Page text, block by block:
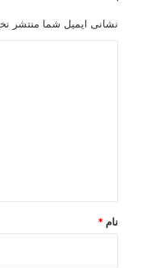
نشانی ایمیل شما منتشر
نام *